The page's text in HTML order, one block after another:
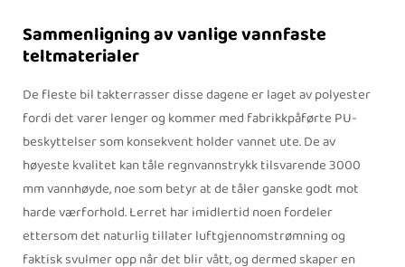
Sammenligning av vanlige vannfaste
teltmaterialer
De fleste bil takterrasser disse dagene er laget av polyester
fordi det varer lenger og kommer med fabrikkpåførte PU-
beskyttelser som konsekvent holder vannet ute. De av
høyeste kvalitet kan tåle regnvannstrykk tilsvarende 3000
mm vannhøyde, noe som betyr at de tåler ganske godt mot
harde værforhold. Lerret har imidlertid noen fordeler
ettersom det naturlig tillater luftgjennomstrømning og
faktisk svulmer opp når det blir vått, og dermed skaper en